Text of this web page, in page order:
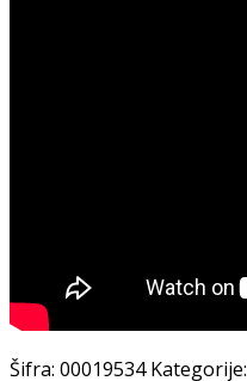
Šifra: 00019534 Kategorije: